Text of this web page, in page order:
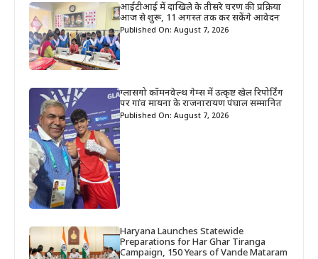
आईटीआई में दाखिले के तीसरे चरण की प्रक्रिया
आज से शुरू, 11 अगस्त तक कर सकेंगे आवेदन
Published On: August 7, 2026
ग्लासगो कॉमनवेल्थ गेम्स में उत्कृष्ट खेल रिपोर्टिंग
पर गांव मायना के राजनारायण पंघाल सम्मानित
Published On: August 7, 2026
Haryana Launches Statewide
Preparations for Har Ghar Tiranga
Campaign, 150 Years of Vande Mataram